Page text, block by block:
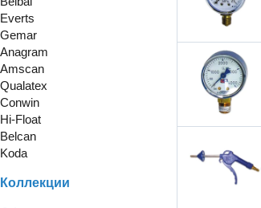
Everts
Gemar
Anagram
Amscan
Qualatex
Conwin
Hi-Float
Belcan
Koda
Коллекции